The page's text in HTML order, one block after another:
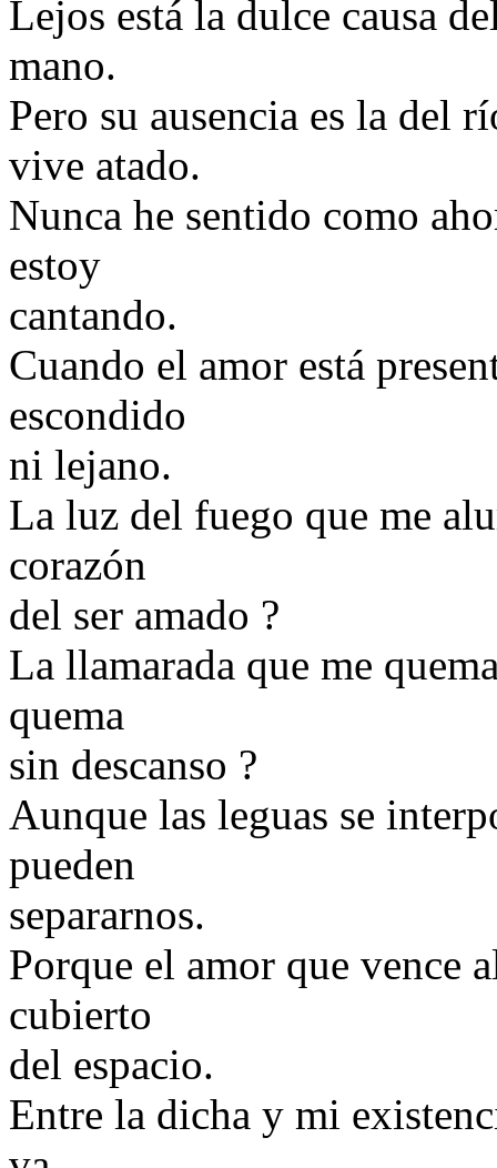
Lejos está la dulce causa
mano.
Pero su ausencia es la del
vive atado.
Nunca he sentido como
estoy
cantando.
Cuando el amor está
escondido
ni lejano.
La luz del fuego que me
corazón
del ser amado ?
La llamarada que me
quema
sin descanso ?
Aunque las leguas se
pueden
separarnos.
Porque el amor que vence
cubierto
del espacio.
Entre la dicha y mi